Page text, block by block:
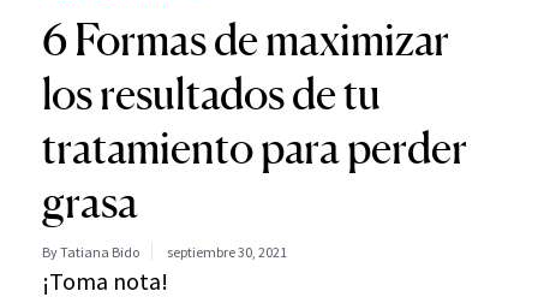
6 Formas de maximizar
los resultados de tu
tratamiento para perder
grasa
By Tatiana Bido septiembre 30, 2021
¡Toma nota!